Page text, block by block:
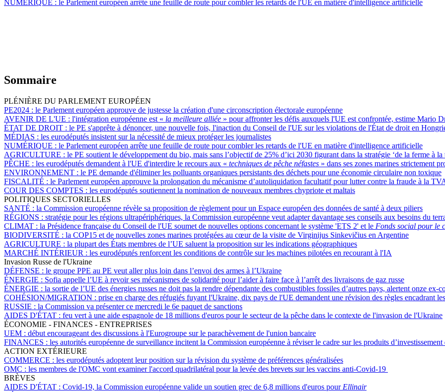
NUMÉRIQUE : le Parlement européen arrête une feuille de route pour combler les retards de l'UE en matière d'intelligence artificielle
Sommaire
PLÉNIÈRE DU PARLEMENT EUROPÉEN
PE2024 : le Parlement européen approuve de justesse la création d'une circonscription électorale européenne
AVENIR DE L'UE : l'intégration européenne est « la meilleure alliée » pour affronter les défis auxquels l'UE est confrontée, estime Mario
ÉTAT DE DROIT : le PE s'apprête à dénoncer, une nouvelle fois, l'inaction du Conseil de l'UE sur les violations de l'État de droit en
MÉDIAS : les eurodéputés insistent sur la nécessité de mieux protéger les journalistes
NUMÉRIQUE : le Parlement européen arrête une feuille de route pour combler les retards de l'UE en matière d'intelligence artificielle
AGRICULTURE : le PE soutient le développement du bio, mais sans l’objectif de 25% d’ici 2030 figurant dans la stratégie ‘de la ferme à la
PÊCHE : les eurodéputés demandent à l'UE d'interdire le recours aux « techniques de pêche néfastes » dans ses zones marines strictement
ENVIRONNEMENT : le PE demande d'éliminer les polluants organiques persistants des déchets pour une économie circulaire non toxique
FISCALITÉ : le Parlement européen approuve la prolongation du mécanisme d’autoliquidation facultatif pour lutter contre la fraude à la
COUR DES COMPTES : les eurodéputés soutiennent la nomination de nouveaux membres chypriote et maltais
POLITIQUES SECTORIELLES
SANTÉ : la Commission européenne révèle sa proposition de règlement pour un Espace européen des données de santé à deux piliers
RÉGIONS : stratégie pour les régions ultrapériphériques, la Commission européenne veut adapter davantage ses conseils aux besoins du
CLIMAT : la Présidence française du Conseil de l'UE soumet de nouvelles options concernant le système 'ETS 2' et le Fonds social pour le
BIODIVERSITÉ : la COP15 et de nouvelles zones marines protégées au cœur de la visite de Virginijus Sinkevičius en Argentine
AGRICULTURE : la plupart des États membres de l’UE saluent la proposition sur les indications géographiques
MARCHÉ INTÉRIEUR : les eurodéputés renforcent les conditions de contrôle sur les machines pilotées en recourant à l'IA
Invasion Russe de l'Ukraine
DÉFENSE : le groupe PPE au PE veut aller plus loin dans l’envoi des armes à l’Ukraine
ÉNERGIE : Sofia appelle l’UE à revoir ses mécanismes de solidarité pour l’aider à faire face à l’arrêt des livraisons de gaz russe
ÉNERGIE : la sortie de l’UE des énergies russes ne doit pas la rendre dépendante des combustibles fossiles d’autres pays, alertent onze ex-
COHÉSION/MIGRATION : prise en charge des réfugiés fuyant l'Ukraine, dix pays de l'UE demandent une révision des règles encadrant
RUSSIE : la Commission va présenter ce mercredi le 6e paquet de sanctions
AIDES D'ÉTAT : feu vert à une aide espagnole de 18 millions d'euros pour le secteur de la pêche dans le contexte de l'invasion de l'Ukraine
ÉCONOMIE - FINANCES - ENTREPRISES
UEM : début encourageant des discussions à l'Eurogroupe sur le parachèvement de l'union bancaire
FINANCES : les autorités européenne de surveillance incitent la Commission européenne à réviser le cadre sur les produits d’investissement
ACTION EXTÉRIEURE
COMMERCE : les eurodéputés adoptent leur position sur la révision du système de préférences généralisées
OMC : les membres de l'OMC vont examiner l'accord quadrilatéral pour la levée des brevets sur les vaccins anti-Covid-19
BRÈVES
AIDES D'ÉTAT : Covid-19, la Commission européenne valide un soutien grec de 6,8 millions d'euros pour Ellinair